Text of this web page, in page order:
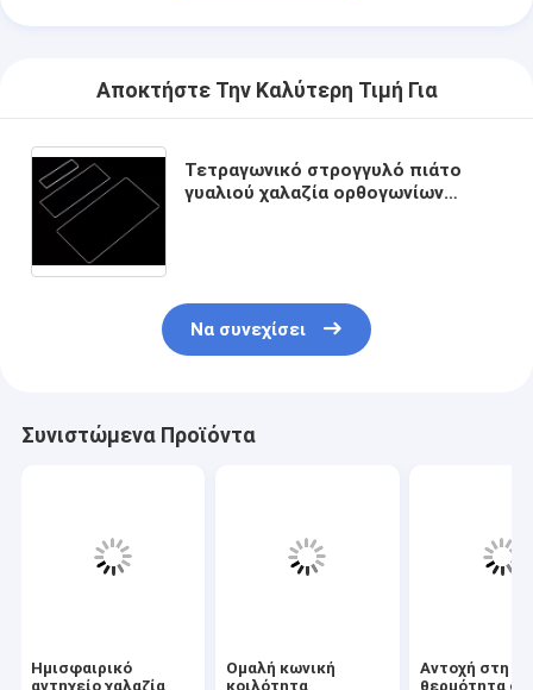
Αποκτήστε Την Καλύτερη Τιμή Για
Τετραγωνικό στρογγυλό πιάτο
γυαλιού χαλαζία ορθογωνίων
Να συνεχίσει
Συνιστώμενα Προϊόντα
Ημισφαιρικό
αντηχείο χαλαζία
Ομαλή κωνική
κοιλότητα
Αντοχή στη
θερμότητα